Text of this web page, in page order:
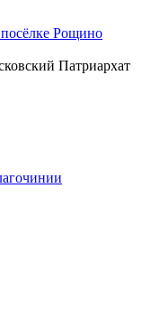
Рощино
Патриархат